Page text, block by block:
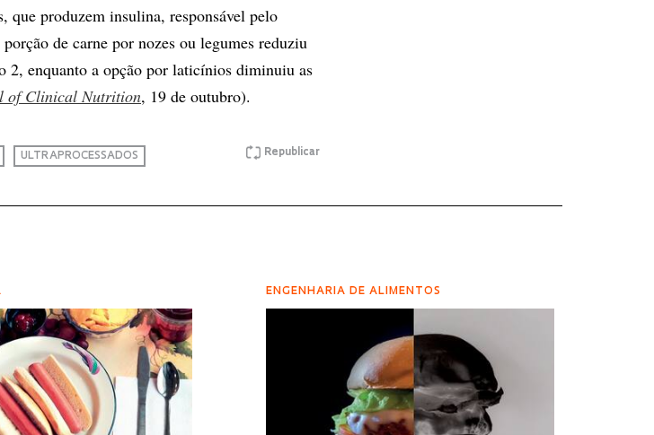
que produzem insulina, responsável pelo
de carne por nozes ou legumes reduziu
2, enquanto a opção por laticínios diminuiu as
of Clinical Nutrition, 19 de outubro).
Republicar
ULTRAPROCESSADOS